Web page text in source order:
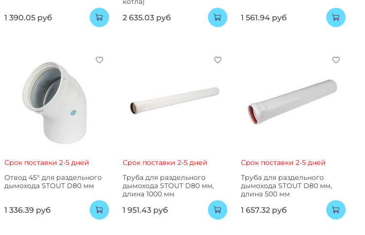
1 390.05 руб 2 635.03 руб 1 561.94 руб
Срок поставки 2-5 дней
Отвод 45° для раздельного
дымохода STOUT D80 мм
1 336.39 руб
Срок поставки 2-5 дней
Труба для раздельного
дымохода STOUT D80 мм,
длина 1000 мм
1 951.43 руб
Срок поставки 2-5 дней
Труба для раздельного
дымохода STOUT D80 мм,
длина 500 мм
1 657.32 руб